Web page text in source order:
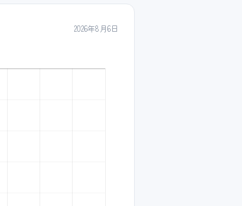
2026年8月6日